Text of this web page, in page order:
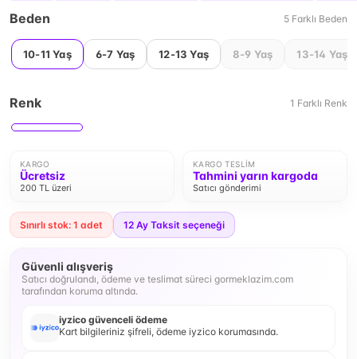
Beden 5 Farklı Beden
10-11 Yaş 6-7 Yaş 12-13 Yaş 8-9 Yaş 13-14 Yaş
Renk 1 Farklı Renk
KARGO
Ücretsiz
200 TL üzeri
KARGO TESLIM
Tahmini yarın kargoda
Satıcı gönderimi
Sınırlı stok: 1 adet 12 Ay Taksit seçeneği
Güvenli alışveriş
Satıcı doğrulandı, ödeme ve teslimat süreci gormeklazim.com
tarafından koruma altında.
iyzico güvenceli ödeme
Kart bilgileriniz şifreli, ödeme iyzico korumasında.